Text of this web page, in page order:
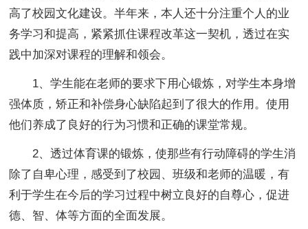
高了校园文化建设。半年来，本人还十分注重个人的业
务学习和提高，紧紧抓住课程改革这一契机，透过在实
践中加深对课程的理解和领会。
1、学生能在老师的要求下用心锻炼，对学生本身增
强体质，矫正和补偿身心缺陷起到了很大的作用。使用
他们养成了良好的行为习惯和正确的课堂常规。
2、透过体育课的锻炼，使那些有行动障碍的学生消
除了自卑心理，感受到了校园、班级和老师的温暖，有
利于学生在今后的学习过程中树立良好的自尊心，促进
德、智、体等方面的全面发展。